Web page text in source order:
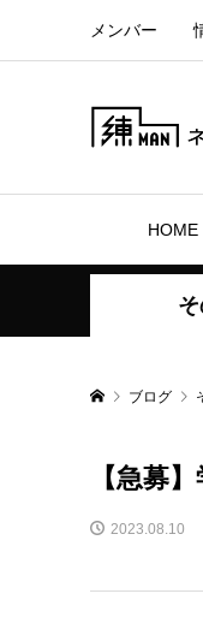
メンバー
HOME
ブログ
【急募
2023.08.10